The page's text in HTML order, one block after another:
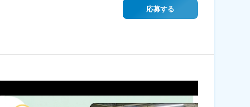
応募する